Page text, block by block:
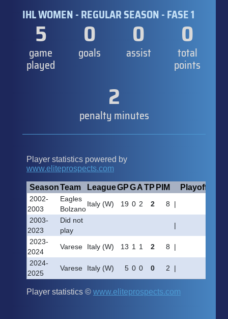
IHL WOMEN - REGULAR SEASON - FASE 1
5
game
played
0
goals
0
assist
0
total
points
2
penalty minutes